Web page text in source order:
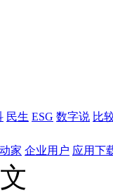
民生 ESG 数字说 比
家 企业用户 应用下